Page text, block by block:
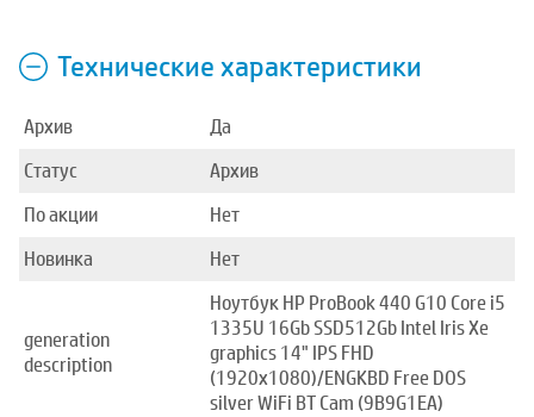
Технические характеристики
Архив
Да
Статус
Архив
По акции
Нет
Новинка
Нет
generation
description
Ноутбук HP ProBook 440 G10 Core i5
1335U 16Gb SSD512Gb Intel Iris Xe
graphics 14" IPS FHD
(1920x1080)/ENGKBD Free DOS
silver WiFi BT Cam (9B9G1EA)